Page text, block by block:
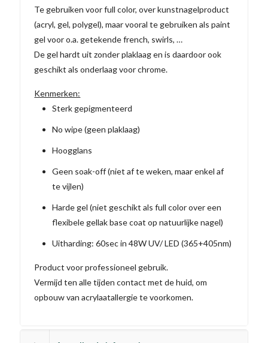
Te gebruiken voor full color, over kunstnagelproduct
(acryl, gel, polygel), maar vooral te gebruiken als paint
gel voor o.a. getekende french, swirls, …
De gel hardt uit zonder plaklaag en is daardoor ook
geschikt als onderlaag voor chrome.
Kenmerken:
Sterk gepigmenteerd
No wipe (geen plaklaag)
Hoogglans
Geen soak-off (niet af te weken, maar enkel af
te vijlen)
Harde gel (niet geschikt als full color over een
flexibele gellak base coat op natuurlijke nagel)
Uitharding: 60sec in 48W UV/ LED (365+405nm)
Product voor professioneel gebruik.
Vermijd ten alle tijden contact met de huid, om
opbouw van acrylaatallergie te voorkomen.